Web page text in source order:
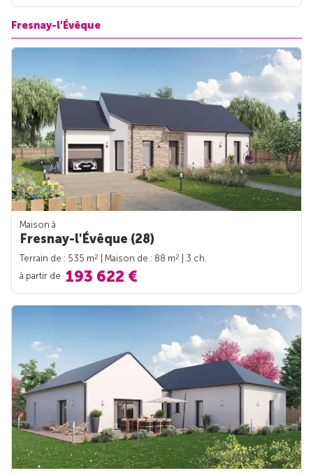
Fresnay-l'Évêque
Maison à
Fresnay-l'Évêque (28)
Terrain de : 535 m2 | Maison de : 88 m2
| 3 ch.
à partir de 193 622 €